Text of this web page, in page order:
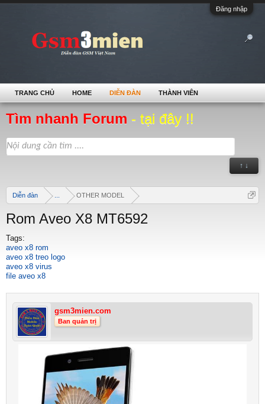
Đăng nhập
Tìm nhanh Forum - tại đây !!
↑ ↓
Diễn đàn OTHER MODEL
Rom Aveo X8 MT6592
Tags:
aveo x8 rom
aveo x8 treo logo
aveo x8 virus
file aveo x8
gsm3mien.com
Ban quản trị
TRANG CHỦ HOME DIỄN ĐÀN THÀNH VIÊN